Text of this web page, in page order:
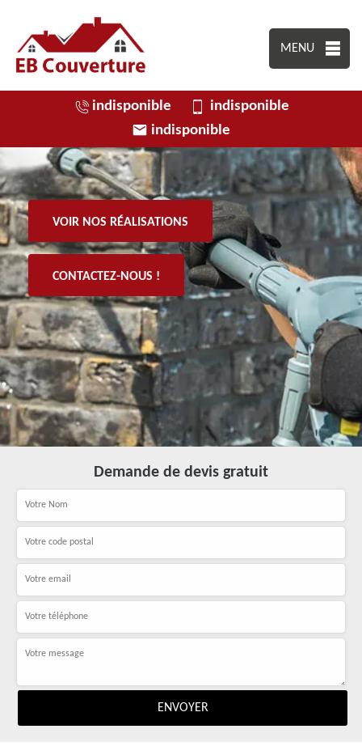
MENU
indisponible
indisponible
indisponible
VOIR NOS RÉALISATIONS
CONTACTEZ-NOUS !
Demande de devis gratuit